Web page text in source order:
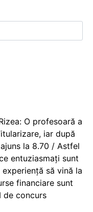
O profesoară a
iar după
la 8.70 / Astfel
entuziasmați sunt
să vină la
financiare sunt
de concurs